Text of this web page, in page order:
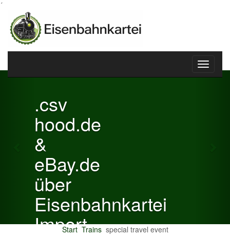
´
Toggle
.csv
hood.de
&
eBay.de
über
Eisenbahnkartei
Import
Previous
Start Trains special travel event